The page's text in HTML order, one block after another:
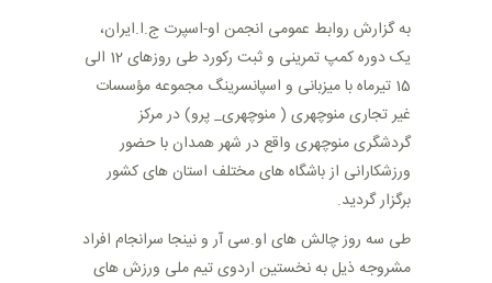
به گزارش روابط عمومی انجمن او-اسپرت ج.ا.ایران،
یک دوره کمپ تمرینی و ثبت رکورد طی روزهای 12 الی
15 تیرماه با میزبانی و اسپانسرینگ مجموعه مؤسسات
غیر تجاری منوچهری ( منوچهری_ پرو) در مرکز
گردشگری منوچهری واقع در شهر همدان با حضور
ورزشکارانی از باشگاه های مختلف استان های کشور
برگزار گردید.
طی سه روز چالش های او.سی آر و نینجا سرانجام افراد
مشروجه ذیل به نخستین اردوی تیم ملی ورزش های